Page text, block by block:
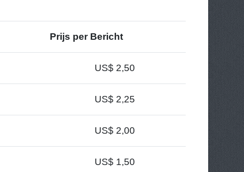
Prijs per Bericht
US$ 2,50
US$ 2,25
US$ 2,00
US$ 1,50